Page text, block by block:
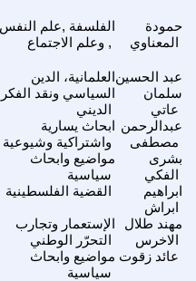
الفلسفة ,علم النفس
, وعلم الاجتماع
حمودة
المعناوي
العلمانية، الدين
السياسي ونقد الفكر
الديني
عبد الحسين
سلمان
عاتي
ابحاث يسارية
واشتراكية وشيوعية
عبدالرحمن
مصطفى
مواضيع وابحاث
سياسية
بشرى
الفكي
القضية الفلسطينية
ابراهيم
ابراش
الإستعمار وتجارب
التحرّر الوطني
مهند طلال
الاخرس
مواضيع وابحاث
سياسية
عائد زقوت